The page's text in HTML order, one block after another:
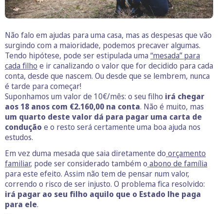
Não falo em ajudas para uma casa, mas as despesas que vão
surgindo com a maioridade, podemos precaver algumas.
Tendo hipótese, pode ser estipulada uma “mesada” para
cada filho e ir canalizando o valor que for decidido para cada
conta, desde que nascem. Ou desde que se lembrem, nunca
é tarde para começar!
Suponhamos um valor de 10€/mês: o seu filho irá chegar
aos 18 anos com €2.160,00 na conta. Não é muito, mas
um quarto deste valor dá para pagar uma carta de
condução e o resto será certamente uma boa ajuda nos
estudos.
Em vez duma mesada que saia diretamente do orçamento
familiar, pode ser considerado também o abono de família
para este efeito. Assim não tem de pensar num valor,
correndo o risco de ser injusto. O problema fica resolvido:
irá pagar ao seu filho aquilo que o Estado lhe paga
para ele.